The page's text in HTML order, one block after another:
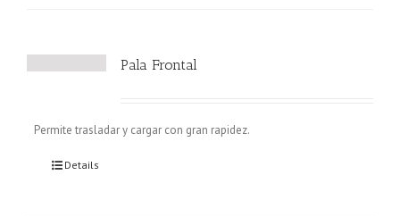
Pala Frontal
Permite trasladar y cargar con gran rapidez.
Details